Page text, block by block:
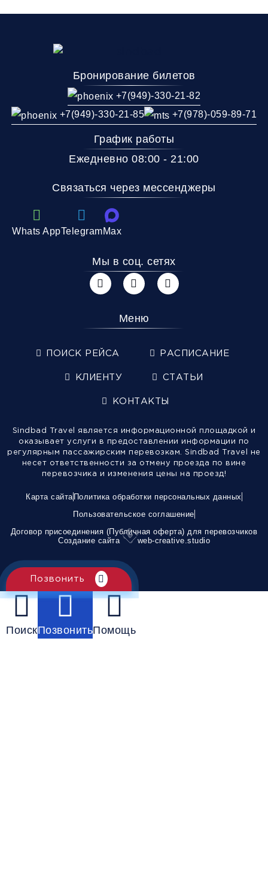
Бронирование билетов
+7(949)-330-21-82
+7(949)-330-21-85
+7(978)-059-89-71
График работы
Ежедневно 08:00 - 21:00
Связаться через мессенджеры
Whats AppTelegramMax
Мы в соц. сетях
Меню
ПОИСК РЕЙСА РАСПИСАНИЕ
КЛИЕНТУ СТАТЬИ
КОНТАКТЫ
Sindbad Travel является информационной площадкой и
оказывает услуги в предоставлении информации по
регулярным пассажирским перевозкам. Sindbad Travel не
несет ответственности за отмену проезда по вине
перевозчика и изменения цены на проезд!
Карта сайта Политика обработки персональных данных
Пользовательское соглашение
Договор присоединения (Публичная оферта) для перевозчиков
Создание сайта
web-creative.studio
Позвонить
ПоискПозвонитьПомощь